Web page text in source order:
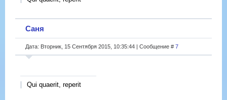
Саня
Дата: Вторник, 15 Сентября 2015, 10:35:44 | Сообщение # 7
Qui quaerit, reperit